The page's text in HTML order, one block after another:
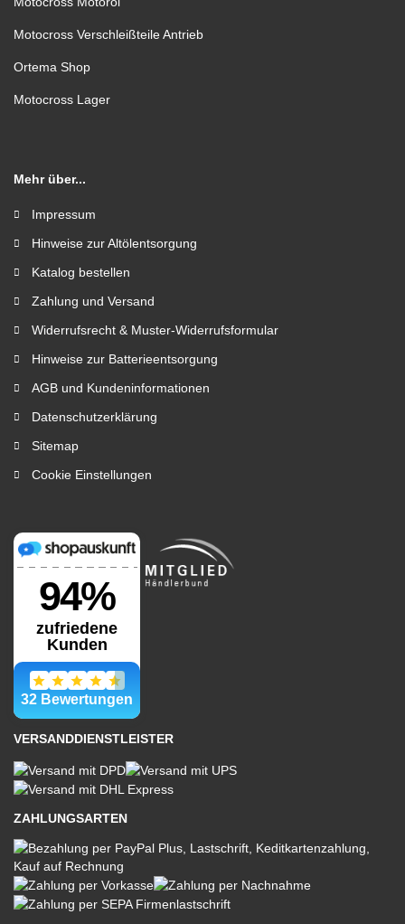
Motocross Verschleißteile Antrieb
Ortema Shop
Motocross Lager
Mehr über...
Impressum
Hinweise zur Altölentsorgung
Katalog bestellen
Zahlung und Versand
Widerrufsrecht & Muster-Widerrufsformular
Hinweise zur Batterieentsorgung
AGB und Kundeninformationen
Datenschutzerklärung
Sitemap
Cookie Einstellungen
VERSANDDIENSTLEISTER
ZAHLUNGSARTEN